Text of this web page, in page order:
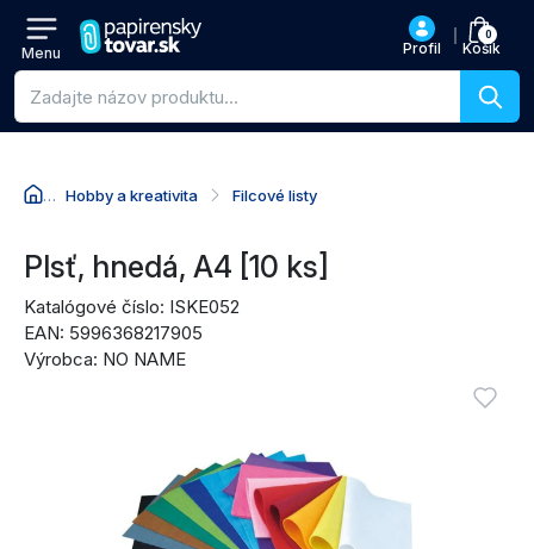
Menu Profil
0
Košík
Vyhľadávanie produktov
Hobby a kreativita Filcové listy
Prejsť na názov produktu
Prejsť na cenu
Prejsť na nákupné akcie
Prejsť na recenzie
Plsť, hnedá, A4 [10 ks]
Katalógové číslo: ISKE052
EAN: 5996368217905
Výrobca: NO NAME